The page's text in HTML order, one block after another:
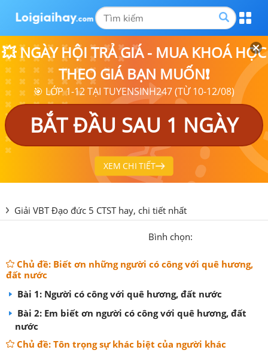
💥 NGÀY HỘI TRẢ GIÁ - MUA KHOÁ HỌC
THEO GIÁ BẠN MUỐN❗
🎯 LỚP 1-12 TẠI TUYENSINH247 (TỪ 10-12/08)
BẮT ĐẦU SAU 1 NGÀY
XEM CHI TIẾT
Giải VBT Đạo đức 5 CTST hay, chi tiết nhất
Bình chọn:
Chủ đề: Biết ơn những người có công với quê hương,
đất nước
Bài 1: Người có công với quê hương, đất nước
Bài 2: Em biết ơn người có công với quê hương, đất
nước
Chủ đề: Tôn trọng sự khác biệt của người khác